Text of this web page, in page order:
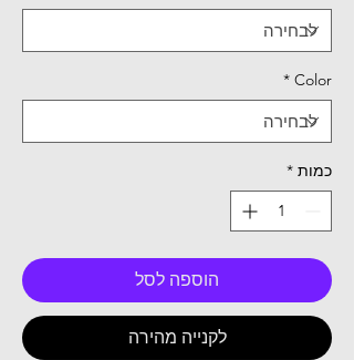
Color
*
כמות *
הוספה לסל
לקנייה מהירה